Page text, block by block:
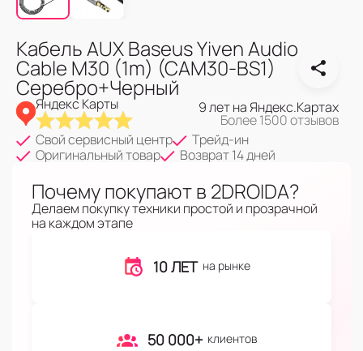
Кабель AUX Baseus Yiven Audio
Cable M30 (1m) (CAM30-BS1)
Серебро+Черный
Яндекс Карты 9 лет на Яндекс.Картах
Более 1500 отзывов
Свой сервисный центр
Трейд-ин
Оригинальный товар
Возврат 14 дней
Почему покупают в 2DROIDA?
Делаем покупку техники простой и прозрачной
на каждом этапе
10 ЛЕТ на рынке
50 000+ клиентов